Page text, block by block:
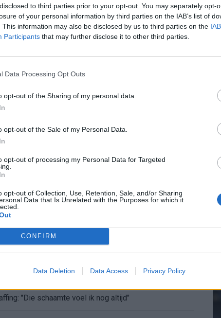
to third parties prior to your opt-out. You may separately opt-
of your personal information by third parties on the IAB’s list of
This information may also be disclosed by us to third parties on the
Participants that may further disclose it to other third parties.
Data Processing Opt Outs
opt-out of the Sharing of my personal data.
opt-out of the Sale of my Personal Data.
opt-out of processing my Personal Data for Targeted
opt-out of Collection, Use, Retention, Sale, and/or Sharing
Data that Is Unrelated with the Purposes for which it
CONFIRM
Data Deletion Data Access Privacy Policy
Feyenoorder tekent als bondscoach
Kan Givairo Read de duurste verdediger ooit van Feyenoord worden? Deze records liggen binnen bereik
wil op deze twee posities nog versterken
Leo Sauer naar Stuttgart bijna rond
Ueda en Hadj Moussa mogen vertrekken
dit staat er nog op het programma
over keuze voor Marokko
de problemen rond Hadj Moussa?
het Feyenoord-verhaal van Calvin Stengs
openhartig over Robin van Persie
nieuw bod op Gjivai Zechiël?
"Die schaamte voel ik nog altijd"